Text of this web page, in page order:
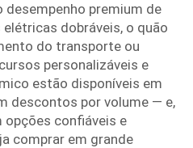
premium de
dobráveis, o quão
do transporte ou
personalizáveis e
estão disponíveis em
descontos por volume — e,
confiáveis e
comprar em grande